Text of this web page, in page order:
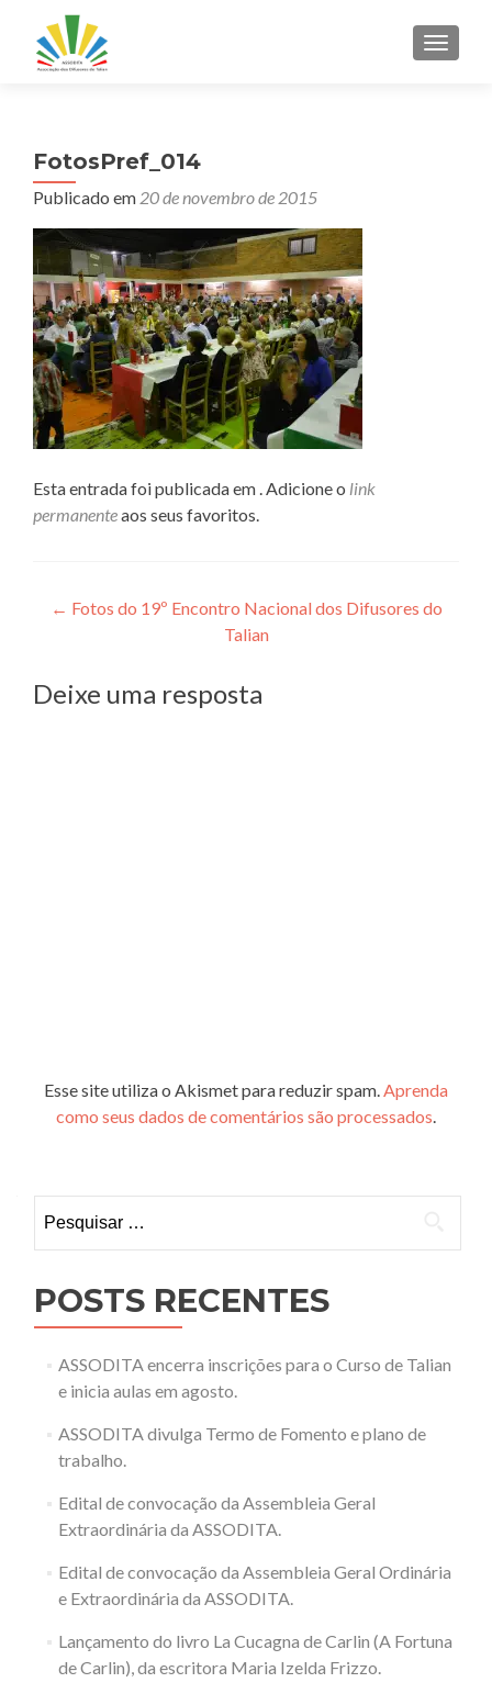
FotosPref_014
Publicado em 20 de novembro de 2015
Esta entrada foi publicada em . Adicione o link
permanenteaos seus favoritos.
Navegação
Post
← Fotos do 19º Encontro Nacional dos Difusores do
Talian
Deixe uma resposta
Esse site utiliza o Akismet para reduzir spam.Aprenda
como seus dados de comentários são processados.
por:
POSTS RECENTES
ASSODITA encerra inscrições para o Curso de Talian
e inicia aulas em agosto.
ASSODITA divulga Termo de Fomento e plano de
trabalho.
Edital de convocação da Assembleia Geral
Extraordinária da ASSODITA.
Edital de convocação da Assembleia Geral Ordinária
e Extraordinária da ASSODITA.
Lançamento do livro La Cucagna de Carlin (A Fortuna
de Carlin), da escritora Maria Izelda Frizzo.